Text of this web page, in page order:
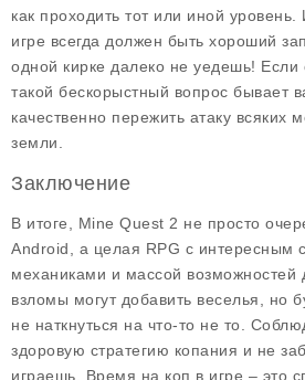
как проходить тот или иной
игре всегда должен быть хороший
одной кирке далеко не уедешь! Если
такой бескорыстный вопрос бывает
качественно пережить атаку всяких
земли.
Заключение
В итоге, Mine Quest 2 не просто
Android, а целая RPG с интересным
механиками и массой возможностей
взломы могут добавить веселья, но
не наткнуться на что-то не то.
здоровую стратегию копания и не
играешь. Время на коп в игре – это